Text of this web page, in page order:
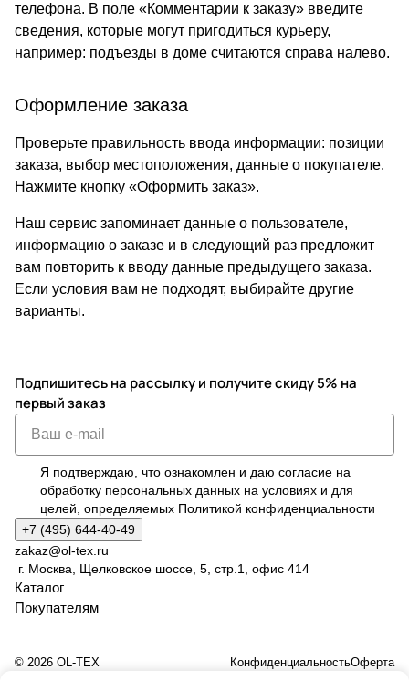
телефона. В поле «Комментарии к заказу» введите
сведения, которые могут пригодиться курьеру,
например: подъезды в доме считаются справа налево.
Оформление заказа
Проверьте правильность ввода информации: позиции
заказа, выбор местоположения, данные о покупателе.
Нажмите кнопку «Оформить заказ».
Наш сервис запоминает данные о пользователе,
информацию о заказе и в следующий раз предложит
вам повторить к вводу данные предыдущего заказа.
Если условия вам не подходят, выбирайте другие
варианты.
Подпишитесь на рассылкуи получите скиду 5% на
первый заказ
Я подтверждаю, что ознакомлен и даю согласие на
обработку персональных данных на условиях и для
целей, определяемых Политикой конфиденциальности
+7 (495) 644-40-49
zakaz@ol-tex.ru
г. Москва, Щелковское шоссе, 5, стр.1, офис 414
Каталог
Покупателям
© 2026 OL-TEX КонфиденциальностьОферта